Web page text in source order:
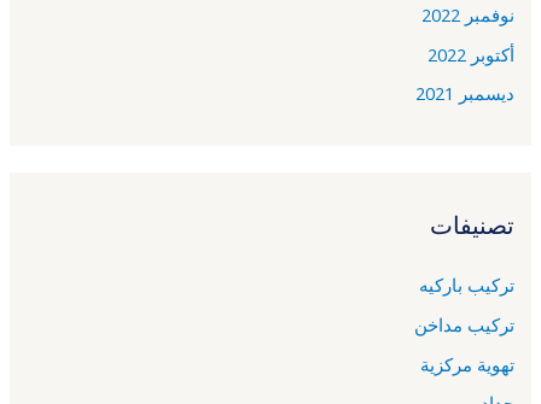
نوفمبر 2022
أكتوبر 2022
ديسمبر 2021
تصنيفات
تركيب باركيه
تركيب مداخن
تهوية مركزية